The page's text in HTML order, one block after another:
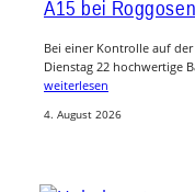
A15 bei Roggosen
Bei einer Kontrolle auf
Dienstag 22 hochwertige
weiterlesen
4. August 2026